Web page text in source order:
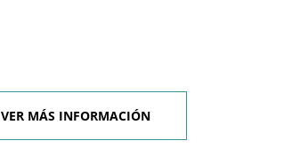
VER MÁS INFORMACIÓN